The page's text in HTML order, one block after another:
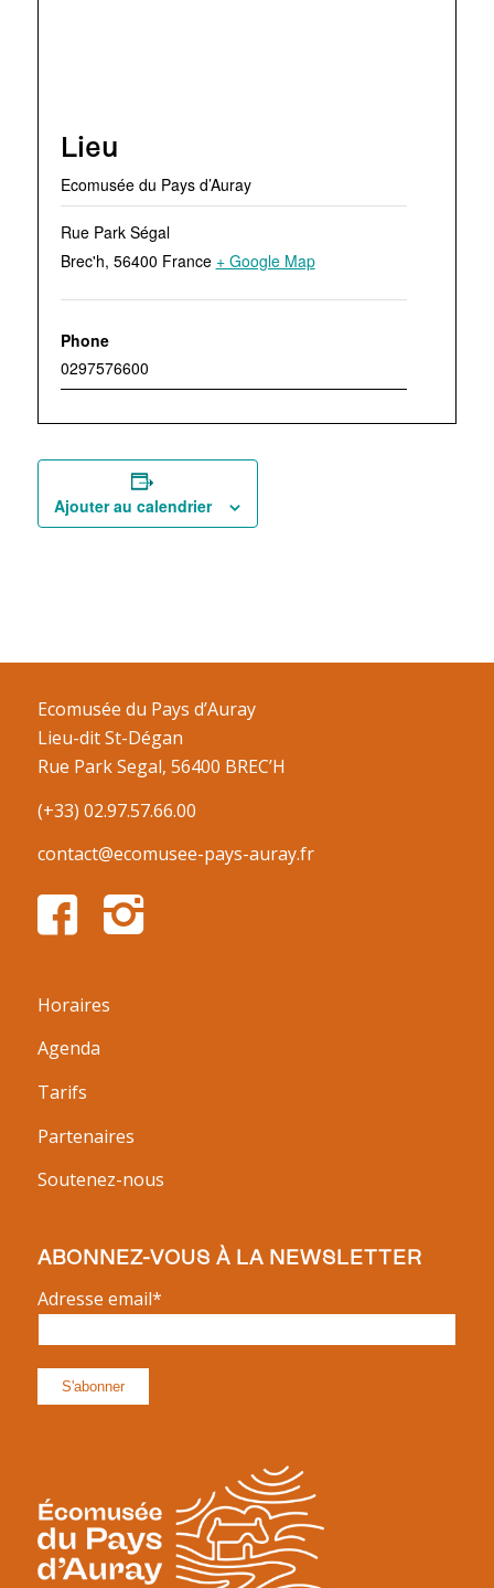
Lieu
Ecomusée du Pays d’Auray
Rue Park Ségal
Brec'h, 56400 France + Google Map
Phone
0297576600
Ajouter au calendrier
Ecomusée du Pays d’Auray
Lieu-dit St-Dégan
Rue Park Segal, 56400 BREC’H
(+33) 02.97.57.66.00
contact@ecomusee-pays-auray.fr
Horaires
Agenda
Tarifs
Partenaires
Soutenez-nous
ABONNEZ-VOUS À LA NEWSLETTER
Adresse email*